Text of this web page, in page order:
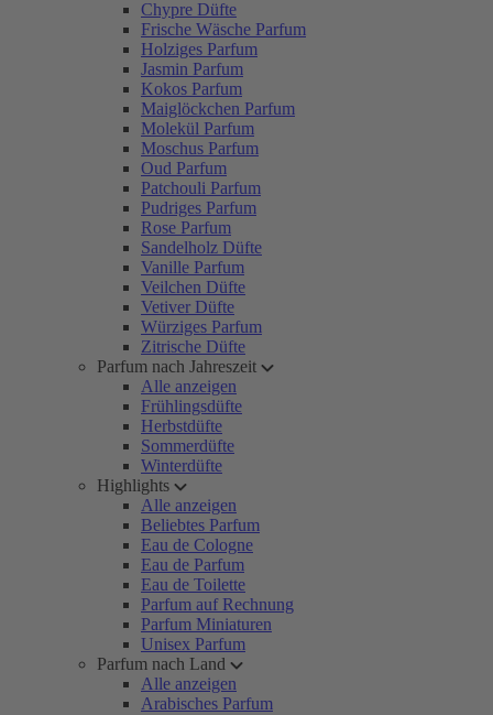
Chypre Düfte
Frische Wäsche Parfum
Holziges Parfum
Jasmin Parfum
Kokos Parfum
Maiglöckchen Parfum
Molekül Parfum
Moschus Parfum
Oud Parfum
Patchouli Parfum
Pudriges Parfum
Rose Parfum
Sandelholz Düfte
Vanille Parfum
Veilchen Düfte
Vetiver Düfte
Würziges Parfum
Zitrische Düfte
Parfum nach Jahreszeit
Alle anzeigen
Frühlingsdüfte
Herbstdüfte
Sommerdüfte
Winterdüfte
Highlights
Alle anzeigen
Beliebtes Parfum
Eau de Cologne
Eau de Parfum
Eau de Toilette
Parfum auf Rechnung
Parfum Miniaturen
Unisex Parfum
Parfum nach Land
Alle anzeigen
Arabisches Parfum